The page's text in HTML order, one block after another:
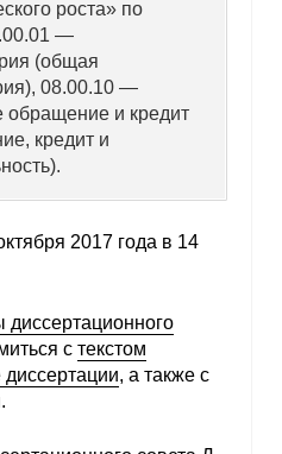
роста» по
—
(общая
08.00.10 —
и кредит
кредит и
2017 года в 14
диссертационного
с текстом
, а также с